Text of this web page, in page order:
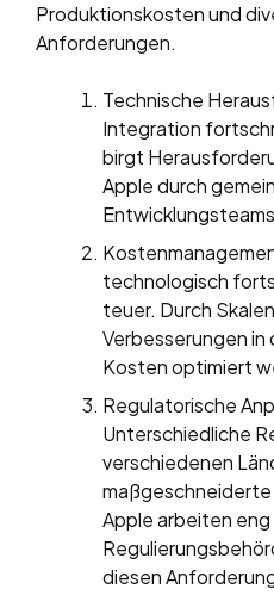
Produktionskosten und
Anforderungen.
Technische
Integration
birgt
Apple durch
technologisch
teuer. Durch
Verbesserungen in
Kosten optimiert
Regulatorische
Unterschiedliche
verschiedenen
Apple arbeiten eng
diesen